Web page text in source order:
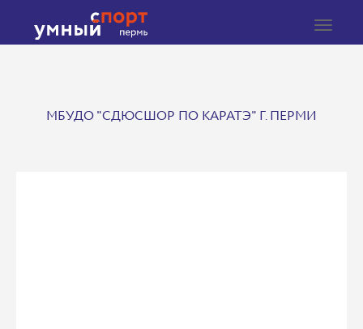
Toggle
МБУДО "СДЮСШОР ПО КАРАТЭ" Г. ПЕРМИ